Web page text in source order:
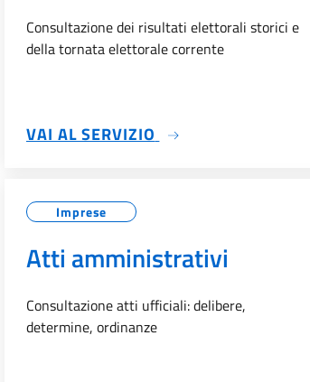
Consultazione dei risultati elettorali storici e
della tornata elettorale corrente
VAI AL SERVIZIO SU ELEZIONI ONLINE
Imprese
Atti amministrativi
Consultazione atti ufficiali: delibere,
determine, ordinanze